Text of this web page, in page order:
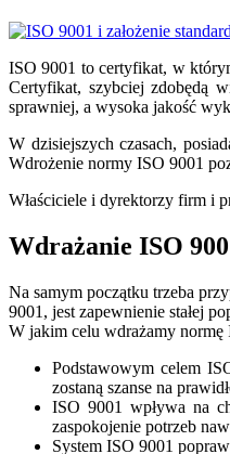
ISO 9001 to certyfikat, w
Certyfikat, szybciej zdobędą
sprawniej, a wysoka jakość
W dzisiejszych czasach,
Wdrożenie normy ISO 9001
Właściciele i dyrektorzy firm i
Wdrażanie ISO
Na samym początku trzeba
9001, jest zapewnienie stałej
W jakim celu wdrażamy normę
Podstawowym celem
zostaną szanse na
ISO 9001 wpływa na
zaspokojenie potrzeb
System ISO 9001